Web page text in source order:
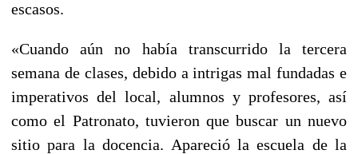
escasos.
«Cuando aún no había transcurrido la tercera
semana de clases, debido a intrigas mal fundadas e
imperativos del local, alumnos y profesores, así
como el Patronato, tuvieron que buscar un nuevo
sitio para la docencia. Apareció la escuela de la